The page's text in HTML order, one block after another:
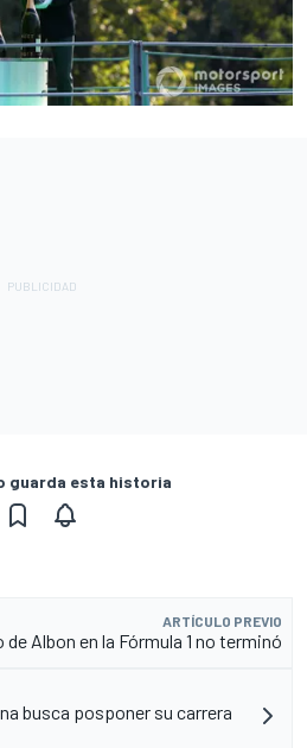
guarda esta historia
ARTÍCULO PREVIO
de Albon en la Fórmula 1 no terminó
busca posponer su carrera